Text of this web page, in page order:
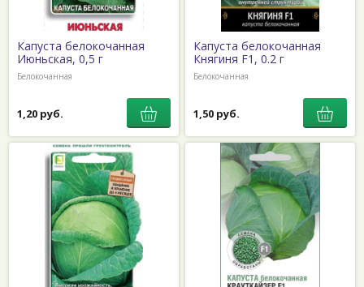
Капуста белокочанная
Июньская, 0,5 г
Белокочанная
1,20 руб.
Капуста белокочанная
Княгиня F1, 0.2 г
Белокочанная
1,50 руб.